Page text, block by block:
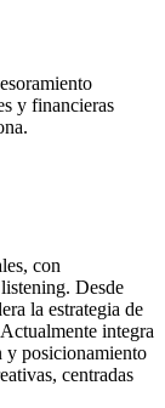
y financieras
con
Desde
la estrategia de
integra
y posicionamiento
centradas